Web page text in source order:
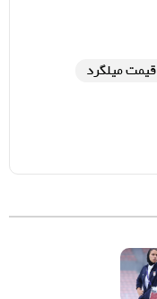
قیمت میلگرد